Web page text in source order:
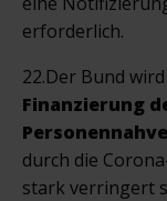
erforderlich.
22.Der Bund
Finanzierung
durch die
stark verringert